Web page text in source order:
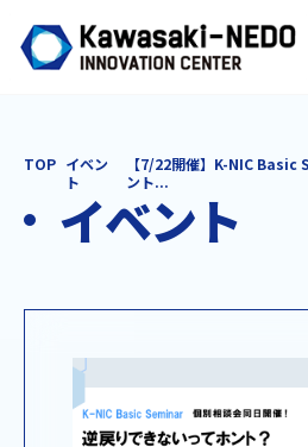
TOP イベン
ト
【7/22開催】K-NIC Basic
ント...
イベント